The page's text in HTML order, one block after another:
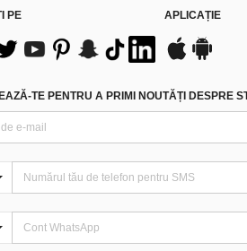
PE APLICAȚIE
TE PENTRU A PRIMI NOUTĂȚI DESPRE